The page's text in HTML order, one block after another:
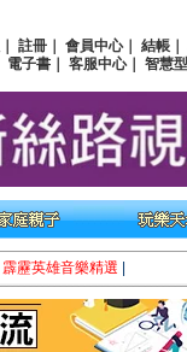
註冊 會員中心｜ 結帳
電子書 客服中心｜ 智慧
霹靂英雄音樂精選